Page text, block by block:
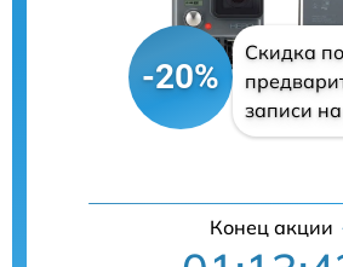
-20%
Скидка по
записи
Конец акции